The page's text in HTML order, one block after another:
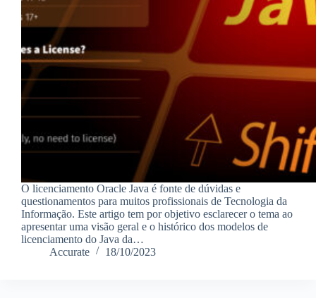
O licenciamento Oracle Java é fonte de dúvidas e
questionamentos para muitos profissionais de Tecnologia da
Informação. Este artigo tem por objetivo esclarecer o tema ao
apresentar uma visão geral e o histórico dos modelos de
licenciamento do Java da…
Accurate
18/10/2023